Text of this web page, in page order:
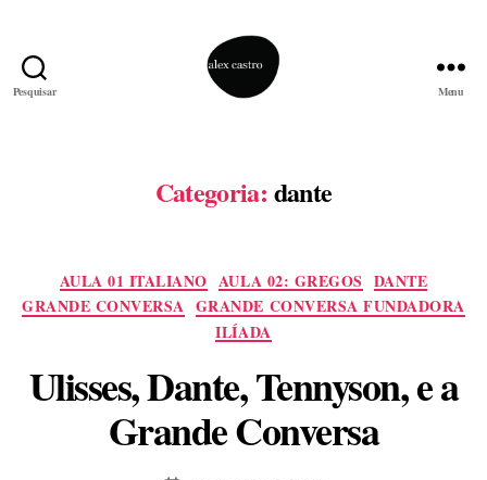
Pesquisar Menu
Categoria: dante
Categorias
AULA 01 ITALIANO AULA 02: GREGOS DANTE
GRANDE CONVERSA GRANDE CONVERSA FUNDADORA
ILÍADA
Ulisses, Dante, Tennyson, e a
Grande Conversa